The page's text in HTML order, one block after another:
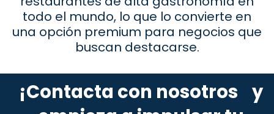
todo el mundo, lo que lo convierte en
una opción premium para negocios que
buscan destacarse.
¡Contacta con nosotros y